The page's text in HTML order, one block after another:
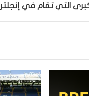
التي تقام في